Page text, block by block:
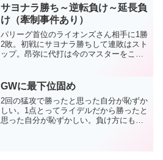
しい内容だった青...
サヨナラ勝ち～逆転負け～延長負
け（牽制事件あり）
パリーグ首位のライオンズさん相手に1勝
2敗。初戦にサヨナラ勝ちして連敗はスト
ップ。昂弥に代打は今のマスターをここ
案件でした。マスターが見事に打った場
面は、「おっ！、、、...
GWに最下位固め
2回の猛攻で勝ったと思った自分が恥ずか
しい。1点とってライデルだから勝ったと
思った自分が恥ずかしい。負け方にもバ